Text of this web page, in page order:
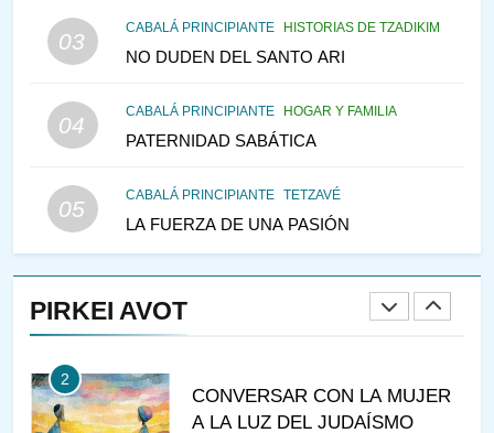
03
CABALÁ PRINCIPIANTE HISTORIAS DE TZADIKIM
NO DUDEN DEL SANTO ARI
04
CABALÁ PRINCIPIANTE HOGAR Y FAMILIA
PATERNIDAD SABÁTICA
05
CABALÁ PRINCIPIANTE TETZAVÉ
LA FUERZA DE UNA PASIÓN
PIRKEI AVOT
VEAMOS ¿POR QUÉ
IEHOSHÚA? Y LA QUEJA DE
1
RAZI ¿QUIÉN ES SABIO?
2
CONVERSAR CON LA MUJER
A LA LUZ DEL JUDAÍSMO